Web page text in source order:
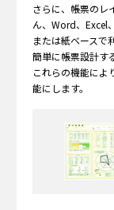
さらに、帳票のレ
ん、Word、Excel
または紙ベースで
簡単に帳票設計す
これらの機能によ
能にします。